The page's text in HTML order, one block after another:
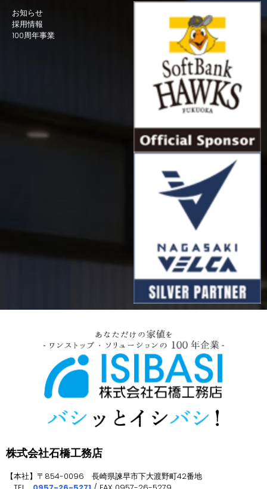
お知らせ
採用情報
100周年事業
株式会社石橋工務店
【本社】〒854-0096 長崎県諫早市下大渡野町42番地